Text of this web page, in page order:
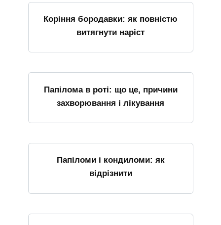
Коріння бородавки: як повністю
витягнути наріст
Папілома в роті: що це, причини
захворювання і лікування
Папіломи і кондиломи: як
відрізнити